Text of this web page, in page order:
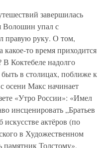
завершилась
Волошин упал с
правую руку. О том,
какое-то время приходится
В Коктебеле надолго
в столицах, поближе к
осени Макс начинает
«Утро России»: «Имел
инсценировать „Братьев
актёров (по
в Художественном
памятник Толстому»,